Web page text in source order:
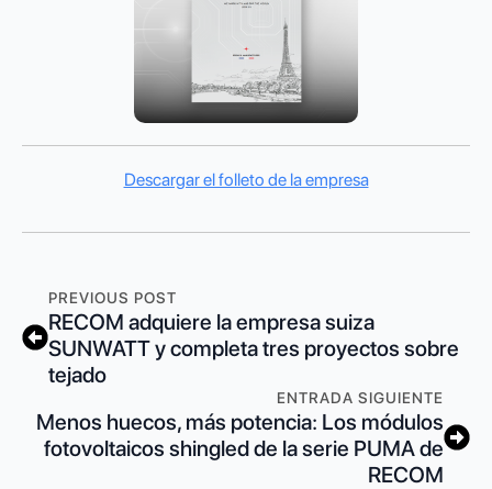
Descargar el folleto de la empresa
PREVIOUS POST
RECOM adquiere la empresa suiza
SUNWATT y completa tres proyectos sobre
tejado
ENTRADA SIGUIENTE
Menos huecos, más potencia: Los módulos
fotovoltaicos shingled de la serie PUMA de
RECOM